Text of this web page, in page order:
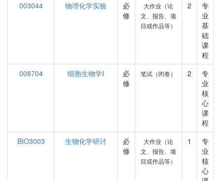
003044
物理化学实验
必
修
大作业（论
文、报告、项
目或作品等）
2
专
业
基
础
课
程
008704
细胞生物学I
必
修
笔试（闭卷） 2
专
业
核
心
课
程
BIO3003
生物化学研讨
必
修
大作业（论
文、报告、项
目或作品等）
1
专
业
核
心